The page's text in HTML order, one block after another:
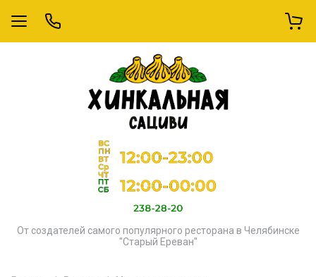
От создателей самого популярного ресторана в Челябинске
"Старый Ереван"